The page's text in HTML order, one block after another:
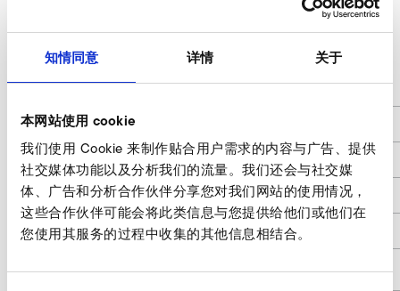
知情同意 详情 关于
本网站使用 cookie
我们使用 Cookie 来制作贴合用户需求的内容与广告、提供
社交媒体功能以及分析我们的流量。我们还会与社交媒
体、广告和分析合作伙伴分享您对我们网站的使用情况，
这些合作伙伴可能会将此类信息与您提供给他们或他们在
您使用其服务的过程中收集的其他信息相结合。
A-HP 305/30-120/5,5 120 Hz
L
B
H
Leistung / Rated Power
Gewicht / Weight
307
181
5,5
8,7